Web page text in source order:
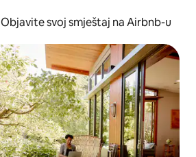
Objavite svoj smještaj na Airbnb-u